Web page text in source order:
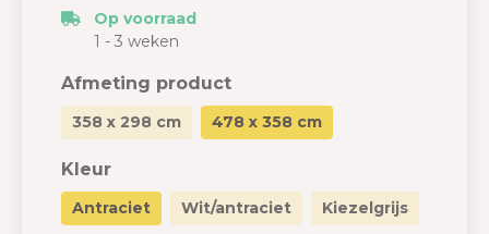
Op voorraad
1 - 3 weken
Afmeting product
358 x 298 cm 478 x 358 cm
Kleur
Antraciet Wit/antraciet Kiezelgrijs